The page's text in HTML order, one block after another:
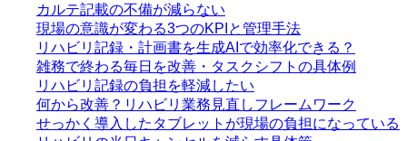
カルテ記載の不備が減らない
現場の意識が変わる3つのKPIと管理手法
リハビリ記録・計画書を生成AIで効率化できる？
雑務で終わる毎日を改善・タスクシフトの具体例
リハビリ記録の負担を軽減したい
何から改善？リハビリ業務見直しフレームワーク
せっかく導入したタブレットが現場の負担になっている